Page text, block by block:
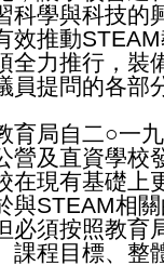
科學與科技的
效推動
全力推行，裝
員提問的各部
育局自二○一
營及直資學校
在現有基礎上
與STEAM相
必須按照教育
課程目標、整